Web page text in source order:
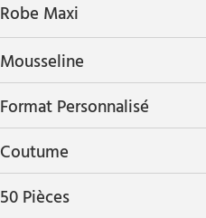
Robe Maxi
Mousseline
Format Personnalisé
Coutume
50 Pièces